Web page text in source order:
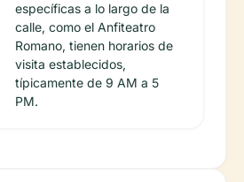
específicas a lo largo de la
calle, como el Anfiteatro
Romano, tienen horarios de
visita establecidos,
típicamente de 9 AM a 5
PM.